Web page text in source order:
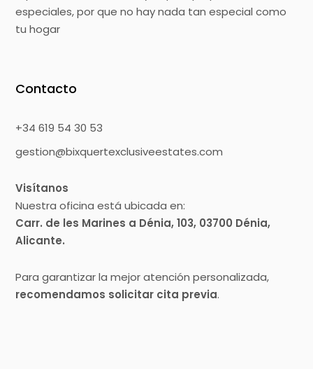
especiales, por que no hay nada tan especial como
tu hogar
Contacto
+34 619 54 30 53
gestion@bixquertexclusiveestates.com
Visítanos
Nuestra oficina está ubicada en:
Carr. de les Marines a Dénia, 103, 03700 Dénia,
Alicante.
Para garantizar la mejor atención personalizada,
recomendamos solicitar cita previa.